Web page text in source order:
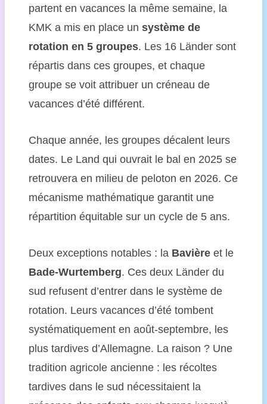
partent en vacances la même semaine, la
KMK a mis en place un système de
rotation en 5 groupes. Les 16 Länder sont
répartis dans ces groupes, et chaque
groupe se voit attribuer un créneau de
vacances d’été différent.
Chaque année, les groupes décalent leurs
dates. Le Land qui ouvrait le bal en 2025 se
retrouvera en milieu de peloton en 2026. Ce
mécanisme mathématique garantit une
répartition équitable sur un cycle de 5 ans.
Deux exceptions notables : la Bavièreet le
Bade-Wurtemberg. Ces deux Länder du
sud refusent d’entrer dans le système de
rotation. Leurs vacances d’été tombent
systématiquement en août-septembre, les
plus tardives d’Allemagne. La raison ? Une
tradition agricole ancienne : les récoltes
tardives dans le sud nécessitaient la